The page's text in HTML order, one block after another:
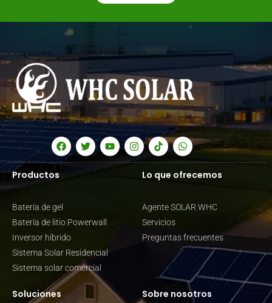
Productos
Batería de gel
Batería de litio Powerwall
Inversor híbrido
Sistema Solar Residencial
Sistema solar comercial
Lo que ofrecemos
Agente SOLAR WHC
Servicios
Preguntas frecuentes
Soluciones Sobre nosotros